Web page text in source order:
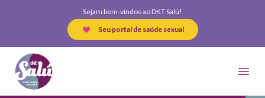
Sejam bem-vindos ao DKT Salú!
Seu portal de saúde sexual
DKT Salú